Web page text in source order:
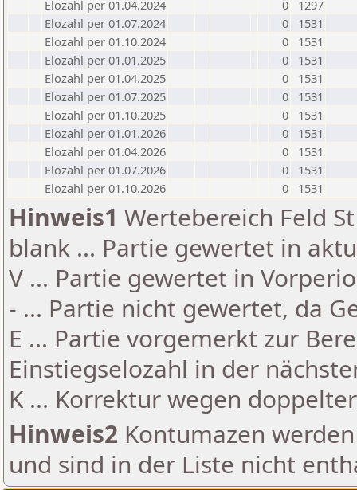
Elozahl per 01.04.2024
0
1297
Elozahl per 01.07.2024
0
1531
Elozahl per 01.10.2024
0
1531
Elozahl per 01.01.2025
0
1531
Elozahl per 01.04.2025
0
1531
Elozahl per 01.07.2025
0
1531
Elozahl per 01.10.2025
0
1531
Elozahl per 01.01.2026
0
1531
Elozahl per 01.04.2026
0
1531
Elozahl per 01.07.2026
0
1531
Elozahl per 01.10.2026
0 1531
Hinweis1 Wertebereich Feld
blank ... Partie gewertet in
V ... Partie gewertet in
- ... Partie nicht gewertet, da
E ... Partie vorgemerkt zur
Einstiegselozahl in der
K ... Korrektur wegen
Hinweis2 Kontumazen
und sind in der Liste nicht